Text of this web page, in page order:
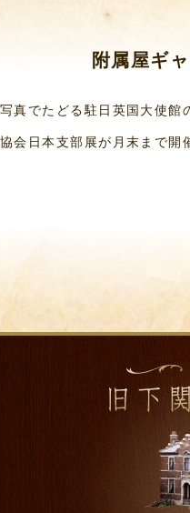
附属屋ギ
真でたどる駐日英国大使
会日本支部展が月末まで開